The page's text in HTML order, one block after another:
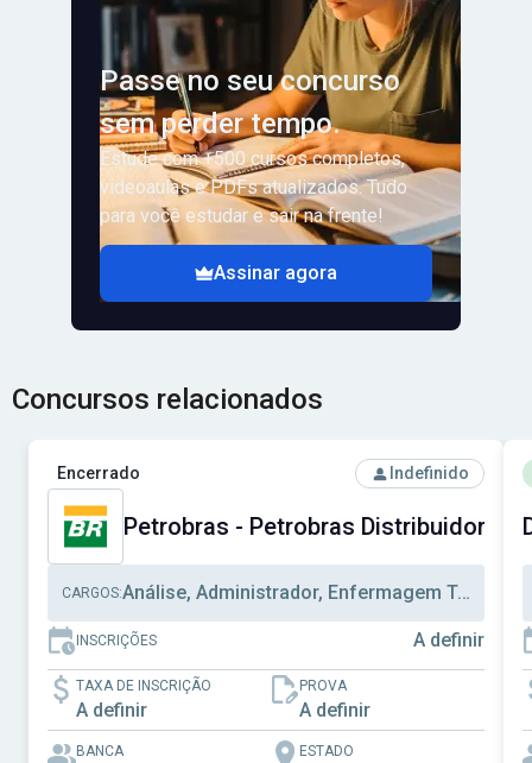
Passe no seu concurso
sem perder tempo.
Estude com +500 cursos completos,
videoaulas e PDFs atualizados. Tudo
para você estudar e sair na frente!
Assinar agora
Concursos relacionados
Ver concurso: Petrobras - Petrobras Distribuidora S.A.
Encerrado Indefinido
Petrobras - Petrobras Distribuidora
CARGOS: Análise, Administrador, Enfermagem Trabalho
INSCRIÇÕES A definir
TAXA DE INSCRIÇÃO
A definir
PROVA
A definir
BANCA ESTADO